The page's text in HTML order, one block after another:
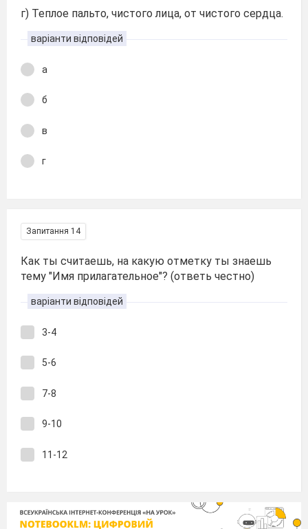
г) Теплое пальто, чистого лица, от чистого сердца.
варіанти відповідей
а
б
в
г
Запитання 14
Как ты считаешь, на какую отметку ты знаешь
тему "Имя прилагательное"? (ответь честно)
варіанти відповідей
3-4
5-6
7-8
9-10
11-12